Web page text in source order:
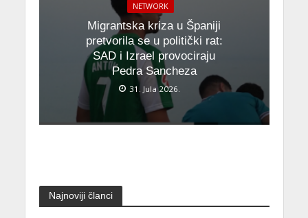
NETWORK
Migrantska kriza u Španiji
pretvorila se u politički rat:
SAD i Izrael provociraju
Pedra Sancheza
31. Jula 2026.
Najnoviji članci